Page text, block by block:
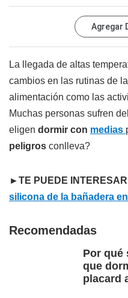
Agregar
La llegada de altas
cambios en las rutinas de
alimentación como las
Muchas personas sufren
eligen dormir con medias
peligros conlleva?
►TE PUEDE
silicona de la bañadera
Recomendadas
Por qué
que
placard